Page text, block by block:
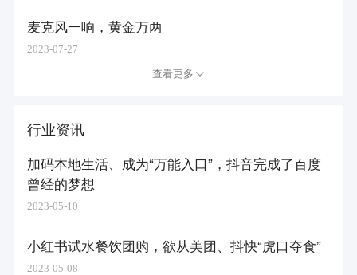
麦克风一响，黄金万两
2023-07-27
查看更多
行业资讯
加码本地生活、成为“万能入口”，抖音完成了百度
曾经的梦想
2023-05-10
小红书试水餐饮团购，欲从美团、抖快“虎口夺食”
2023-05-08